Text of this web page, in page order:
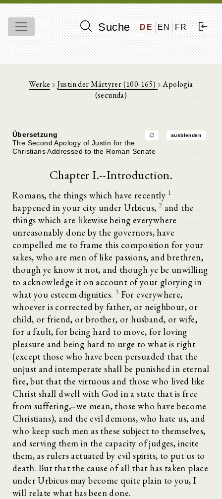
Suche DE EN FR
Werke Justin der Märtyrer (100-165)
Apologia
(secunda)
Übersetzung ausblenden
The Second Apology of Justin for the
Christians Addressed to the Roman Senate
Chapter I.--Introduction.
Romans, the things which have recently 1
happened in your city under Urbicus, 2 and the
things which are likewise being everywhere
unreasonably done by the governors, have
compelled me to frame this composition for your
sakes, who are men of like passions, and brethren,
though ye know it not, and though ye be unwilling
to acknowledge it on account of your glorying in
what you esteem dignities. 3 For everywhere,
whoever is corrected by father, or neighbour, or
child, or friend, or brother, or husband, or wife,
for a fault, for being hard to move, for loving
pleasure and being hard to urge to what is right
(except those who have been persuaded that the
unjust and intemperate shall be punished in eternal
fire, but that the virtuous and those who lived like
Christ shall dwell with God in a state that is free
from suffering,--we mean, those who have become
Christians), and the evil demons, who hate us, and
who keep such men as these subject to themselves,
and serving them in the capacity of judges, incite
them, as rulers actuated by evil spirits, to put us to
death. But that the cause of all that has taken place
under Urbicus may become quite plain to you, I
will relate what has been done.